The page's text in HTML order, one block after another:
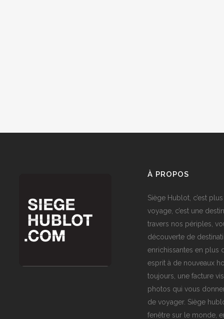
À PROPOS
Siège Hublot, c’est
voyage, c’est une
travers nos périples,
découverte de
enrichissantes en plus
esprit à de nouveaux
toujours, une facture
photos qui vous
de voyager. Siège
fenêtre sur le monde,